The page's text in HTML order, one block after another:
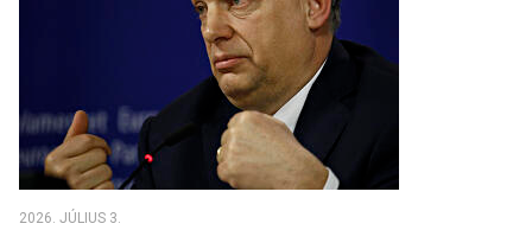
2026. JÚLIUS 3.